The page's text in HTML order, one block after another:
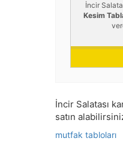
İncir
Kesim
İncir Salatası
satın
mutfak tabloları